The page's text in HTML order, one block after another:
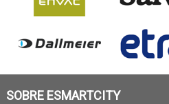
SOBRE ESMARTCITY